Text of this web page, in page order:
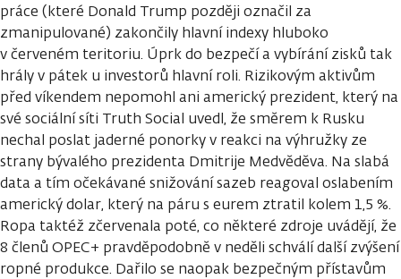
práce (které Donald Trump později označil za
zmanipulované) zakončily hlavní indexy hluboko
v červeném teritoriu. Úprk do bezpečí a vybírání zisků tak
hrály v pátek u investorů hlavní roli. Rizikovým aktivům
před víkendem nepomohl ani americký prezident, který na
své sociální síti Truth Social uvedl, že směrem k Rusku
nechal poslat jaderné ponorky v reakci na výhružky ze
strany bývalého prezidenta Dmitrije Medvěděva. Na slabá
data a tím očekávané snižování sazeb reagoval oslabením
americký dolar, který na páru s eurem ztratil kolem 1,5 %.
Ropa taktéž zčervenala poté, co některé zdroje uvádějí, že
8 členů OPEC+ pravděpodobně v neděli schválí další zvýšení
ropné produkce. Dařilo se naopak bezpečným přístavům